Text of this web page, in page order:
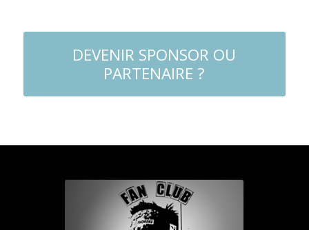
DEVENIR SPONSOR OU
PARTENAIRE ?